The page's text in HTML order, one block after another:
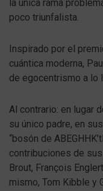
la única rama
poco triunfalista.
Inspirado por el
cuántica moderna,
de egocentrismo a lo
Al contrario: en lugar
su único padre, en
“bosón de
contribuciones de
Brout, François
mismo, Tom Kibble y